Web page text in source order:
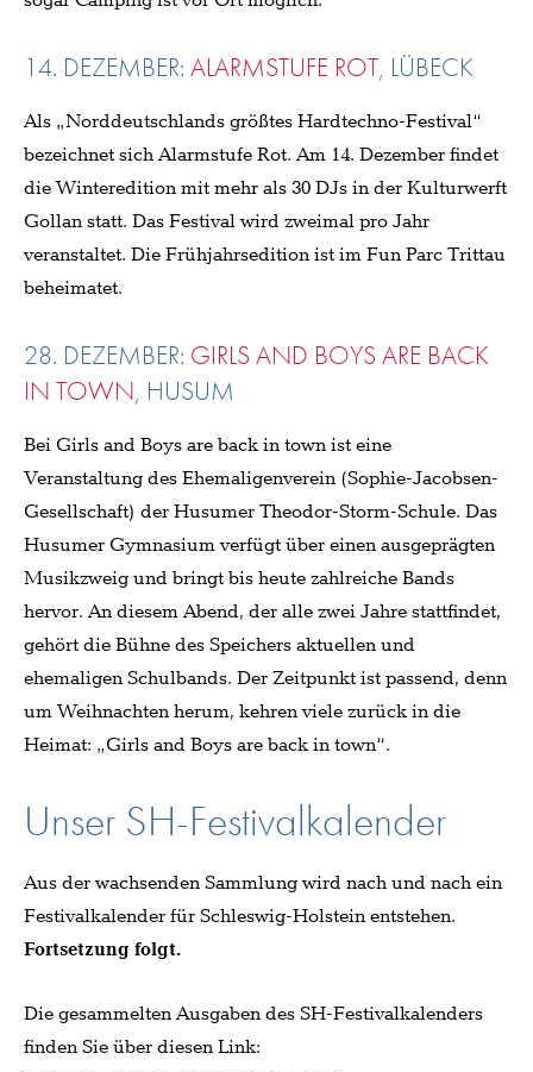
14. DEZEMBER: ALARMSTUFE ROT, LÜBECK
Als „Norddeutschlands größtes Hardtechno-Festival“
bezeichnet sich Alarmstufe Rot. Am 14. Dezember findet
die Winteredition mit mehr als 30 DJs in der Kulturwerft
Gollan statt. Das Festival wird zweimal pro Jahr
veranstaltet. Die Frühjahrsedition ist im Fun Parc Trittau
beheimatet.
28. DEZEMBER: GIRLS AND BOYS ARE BACK
IN TOWN, HUSUM
Bei Girls and Boys are back in town ist eine
Veranstaltung des Ehemaligenverein (Sophie-Jacobsen-
Gesellschaft) der Husumer Theodor-Storm-Schule. Das
Husumer Gymnasium verfügt über einen ausgeprägten
Musikzweig und bringt bis heute zahlreiche Bands
hervor. An diesem Abend, der alle zwei Jahre stattfindet,
gehört die Bühne des Speichers aktuellen und
ehemaligen Schulbands. Der Zeitpunkt ist passend, denn
um Weihnachten herum, kehren viele zurück in die
Heimat: „Girls and Boys are back in town“.
Unser SH-Festivalkalender
Aus der wachsenden Sammlung wird nach und nach ein
Festivalkalender für Schleswig-Holstein entstehen.
Fortsetzung folgt.
Die gesammelten Ausgaben des SH-Festivalkalenders
finden Sie über diesen Link: